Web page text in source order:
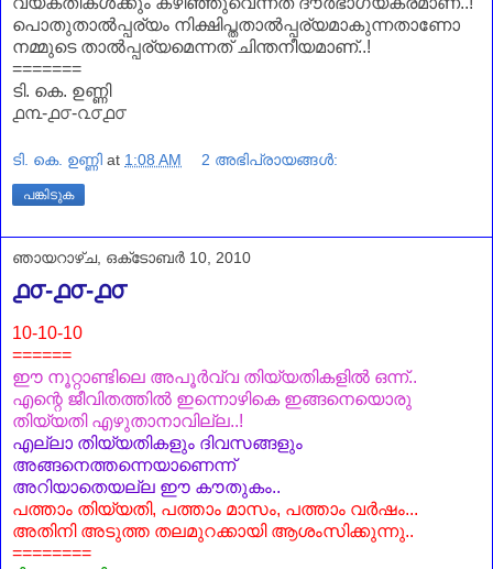
പൊതുതാൽപ്പര്യം നിക്ഷിപ്തതാൽപ്പര്യമാകുന്നതാണോ
നമ്മുടെ താൽപ്പര്യമെന്നത്‌ ചിന്തനീയമാണ്‌..!
=======
ടി. കെ. ഉണ്ണി
൧൩-൧൦-൨൦൧൦
ടി. കെ. ഉണ്ണി at 1:08 AM 2 അഭിപ്രായങ്ങൾ:
പങ്കിടുക
ഞായറാഴ്‌ച, ഒക്‌ടോബർ 10, 2010
൧൦-൧൦-൧൦
10-10-10
======
ഈ നൂറ്റാണ്ടിലെ അപൂർവ്വ തിയ്യതികളിൽ ഒന്ന്..
എന്റെ ജീവിതത്തിൽ ഇന്നൊഴികെ ഇങ്ങനെയൊരു
തിയ്യതി എഴുതാനാവില്ല..!
എല്ലാ തിയ്യതികളും ദിവസങ്ങളും
അങ്ങനെത്തന്നെയാണെന്ന്
അറിയാതെയല്ല ഈ കൗതുകം..
പത്താം തിയ്യതി, പത്താം മാസം, പത്താം വർഷം...
അതിനി അടുത്ത തലമുറക്കായി ആശംസിക്കുന്നു..
========